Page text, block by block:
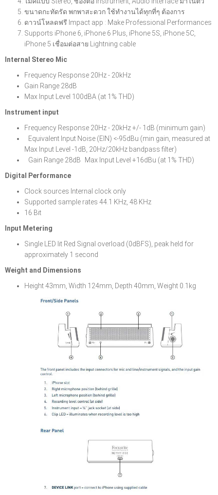
ขนาดกะทัดรัด พกพาสะดวก ใช้ทำงานได้ทุกที่ๆ ต้องการ
ดาวน์โหลดฟรี Impact app : Make Professional Performances
Supports iPhone 6, iPhone 6 Plus, iPhone 5S, iPhone 5C,
iPhone 5 เชื่อมต่อสาย Lightning cable
Internal Stereo Mic
Frequency Response 20Hz - 20kHz
Gain Range 28dB
Max Input Level 100dBA (at 1% THD)
Instrument input
Frequency Response 20Hz - 20kHz +/- 1dB (minimum gain)
Equivalent Input Noise (EIN) <-95dBu (min gain, measured at
Max Input Level -1dB, 20Hz/20kHz bandpass filter)
Gain Range 28dB Max Input Level +16dBu (at 1% THD)
Digital Performance
Clock sources Internal clock only
Supported sample rates 44.1 KHz, 48 KHz
16 Bit
Input Metering
Single LED lit Red Signal overload (0dBFS), peak held for
approximately 1 second
Weight and Dimensions
Height 43mm, Width 124mm, Depth 40mm, Weight 0.1kg